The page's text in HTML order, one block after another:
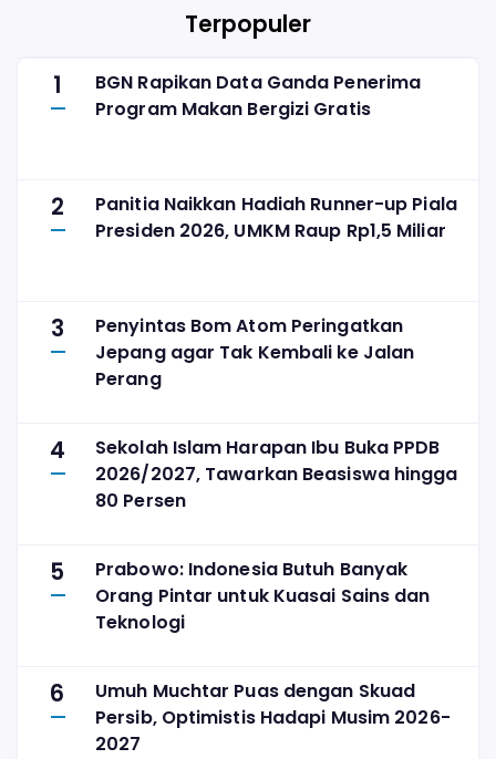
Terpopuler
1
BGN Rapikan Data Ganda Penerima
Program Makan Bergizi Gratis
2
Panitia Naikkan Hadiah Runner-up Piala
Presiden 2026, UMKM Raup Rp1,5 Miliar
3
Penyintas Bom Atom Peringatkan
Jepang agar Tak Kembali ke Jalan
Perang
4
Sekolah Islam Harapan Ibu Buka PPDB
2026/2027, Tawarkan Beasiswa hingga
80 Persen
5
Prabowo: Indonesia Butuh Banyak
Orang Pintar untuk Kuasai Sains dan
Teknologi
6
Umuh Muchtar Puas dengan Skuad
Persib, Optimistis Hadapi Musim 2026-
2027